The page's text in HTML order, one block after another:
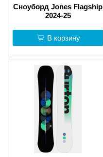
Сноуборд Jones Flagship
2024-25
В корзину